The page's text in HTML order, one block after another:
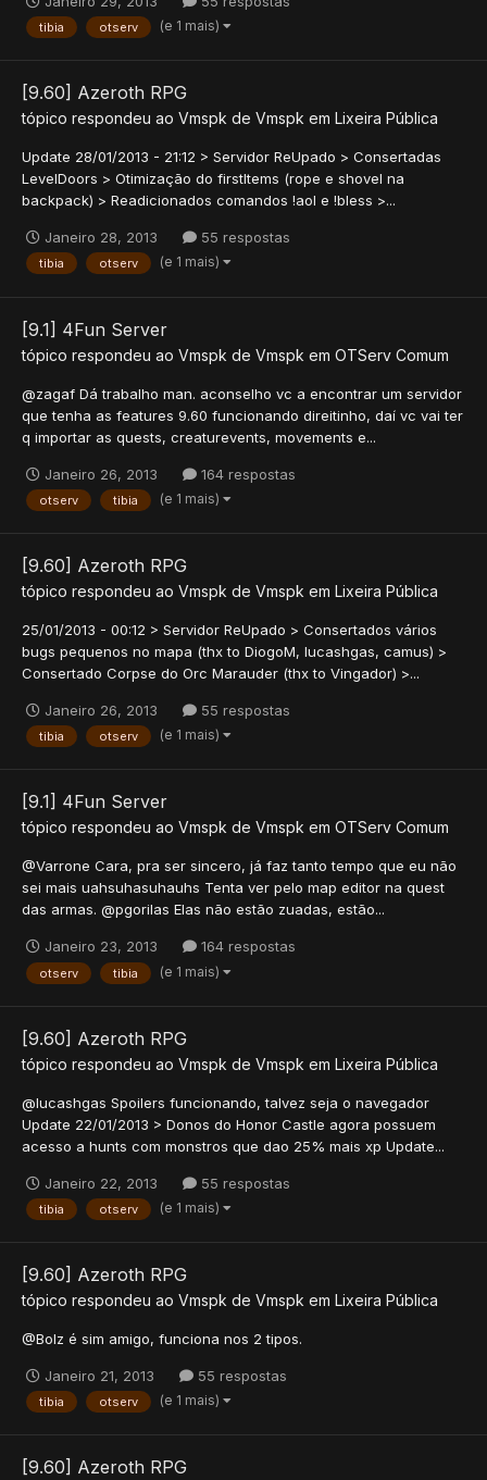
tibia otserv (e 1 mais)
[9.60] Azeroth RPG
tópico respondeu ao Vmspk de Vmspk em Lixeira Pública
Update 28/01/2013 - 21:12 > Servidor ReUpado > Consertadas
LevelDoors > Otimização do firstItems (rope e shovel na
backpack) > Readicionados comandos !aol e !bless >...
Janeiro 28, 2013 55 respostas
tibia otserv (e 1 mais)
[9.1] 4Fun Server
tópico respondeu ao Vmspk de Vmspk em OTServ Comum
@zagaf Dá trabalho man. aconselho vc a encontrar um servidor
que tenha as features 9.60 funcionando direitinho, daí vc vai ter
q importar as quests, creaturevents, movements e...
Janeiro 26, 2013 164 respostas
otserv tibia (e 1 mais)
[9.60] Azeroth RPG
tópico respondeu ao Vmspk de Vmspk em Lixeira Pública
25/01/2013 - 00:12 > Servidor ReUpado > Consertados vários
bugs pequenos no mapa (thx to DiogoM, lucashgas, camus) >
Consertado Corpse do Orc Marauder (thx to Vingador) >...
Janeiro 26, 2013 55 respostas
tibia otserv (e 1 mais)
[9.1] 4Fun Server
tópico respondeu ao Vmspk de Vmspk em OTServ Comum
@Varrone Cara, pra ser sincero, já faz tanto tempo que eu não
sei mais uahsuhasuhauhs Tenta ver pelo map editor na quest
das armas. @pgorilas Elas não estão zuadas, estão...
Janeiro 23, 2013 164 respostas
otserv tibia (e 1 mais)
[9.60] Azeroth RPG
tópico respondeu ao Vmspk de Vmspk em Lixeira Pública
@lucashgas Spoilers funcionando, talvez seja o navegador
Update 22/01/2013 > Donos do Honor Castle agora possuem
acesso a hunts com monstros que dao 25% mais xp Update...
Janeiro 22, 2013 55 respostas
tibia otserv (e 1 mais)
[9.60] Azeroth RPG
tópico respondeu ao Vmspk de Vmspk em Lixeira Pública
@Bolz é sim amigo, funciona nos 2 tipos.
Janeiro 21, 2013 55 respostas
tibia otserv (e 1 mais)
[9.60] Azeroth RPG